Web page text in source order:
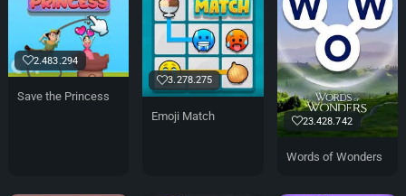
2.483.294
Save the Princess
3.278.275
Emoji Match 23.428.742
Words of Wonders